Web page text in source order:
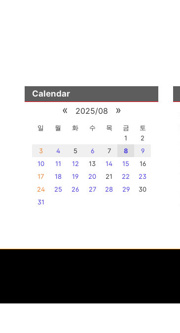
Calendar
« 2025/08 »
일 월 화 수 목 금
토
1
2
3
4 5 6 7 8
9
10
11 12 13 14 15
16
17
18 19 20 21 22
23
24
25 26 27 28 29
30
31